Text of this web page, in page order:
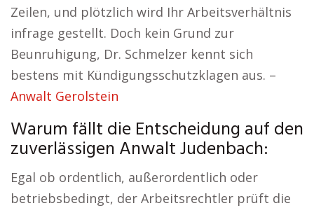
Zeilen, und plötzlich wird Ihr Arbeitsverhältnis
infrage gestellt. Doch kein Grund zur
Beunruhigung, Dr. Schmelzer kennt sich
bestens mit Kündigungsschutzklagen aus. –
Anwalt Gerolstein
Warum fällt die Entscheidung auf den
zuverlässigen Anwalt Judenbach:
Egal ob ordentlich, außerordentlich oder
betriebsbedingt, der Arbeitsrechtler prüft die